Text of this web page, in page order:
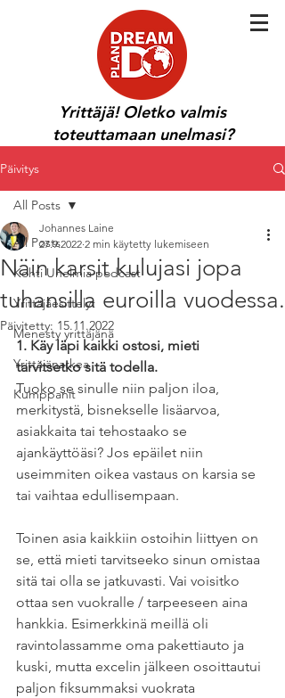
Yrittäjä! Oletko valmis
toteuttamaan unelmasi?
Päivitys
All Posts
Kohti Unelmia podcast
Yrittäjäesittelyt
Menesty yrittäjänä
Yrittäjänarkea
Kumppanit
All Posts
Näin karsit kulujasi jopa
tuhansilla euroilla vuodessa.
Johannes Laine
27.9.2022 2 min käytetty lukemiseen
Päivitetty: 15.11.2022
1. Käy läpi kaikki ostosi, mieti
tarvitsetko sitä todella.
Tuoko se sinulle niin paljon iloa,
merkitystä, bisnekselle lisäarvoa,
asiakkaita tai tehostaako se
ajankäyttöäsi? Jos epäilet niin
useimmiten oikea vastaus on karsia se
tai vaihtaa edullisempaan.
Toinen asia kaikkiin ostoihin liittyen on
se, että mieti tarvitseeko sinun omistaa
sitä tai olla se jatkuvasti. Vai voisitko
ottaa sen vuokralle / tarpeeseen aina
hankkia. Esimerkkinä meillä oli
ravintolassamme oma pakettiauto ja
kuski, mutta excelin jälkeen osoittautui
paljon fiksummaksi vuokrata